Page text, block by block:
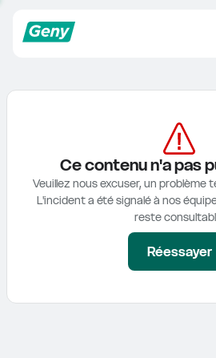
Ce contenu n'a pas
Veuillez nous excuser, un problème
L'incident a été signalé à nos
reste
Réessayer